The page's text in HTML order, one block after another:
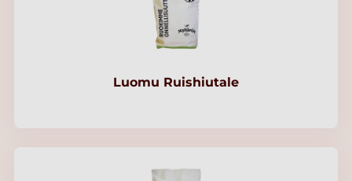
Luomu Ruishiutale